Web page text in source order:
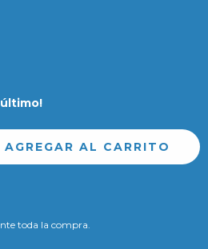
toda la compra.